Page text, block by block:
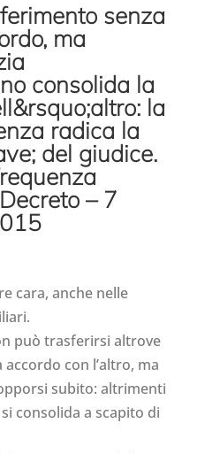
senza
ma
consolida la
la
radica la
del giudice.
– 7
cara, anche nelle
può trasferirsi altrove
con l’altro, ma
subito: altrimenti
consolida a scapito di